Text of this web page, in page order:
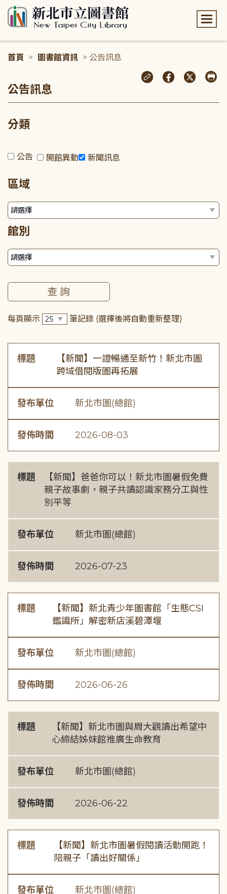
首頁 > 圖書館資訊 > 公告訊息
公告訊息
分類
公告 開館異動 新聞訊息
區域
館別
每頁顯示 筆記錄 (選擇後將自動重新整理)
標題
【新聞】一證暢通至新竹！新北市圖
跨域借閱版圖再拓展
發布單位 新北市圖(總館)
發佈時間 2026-08-03
標題
【新聞】爸爸你可以！新北市圖暑假免費
親子故事劇，親子共讀認識家務分工與性
別平等
發布單位 新北市圖(總館)
發佈時間 2026-07-23
標題
【新聞】新北青少年圖書館「生態CSI
鑑識所」解密新店溪碧潭堰
發布單位 新北市圖(總館)
發佈時間 2026-06-26
標題
【新聞】新北市圖與周大觀讀出希望中
心締結姊妹館推廣生命教育
發布單位 新北市圖(總館)
發佈時間 2026-06-22
標題
【新聞】新北市圖暑假閱讀活動開跑！
陪親子「讀出好關係」
發布單位 新北市圖(總館)